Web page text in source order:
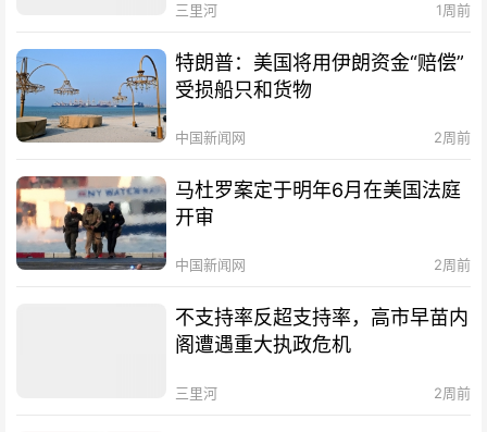
三里河 1周前
特朗普：美国将用伊朗资金“赔偿”
受损船只和货物
中国新闻网 2周前
马杜罗案定于明年6月在美国法庭
开审
中国新闻网 2周前
不支持率反超支持率，高市早苗内
阁遭遇重大执政危机
三里河 2周前